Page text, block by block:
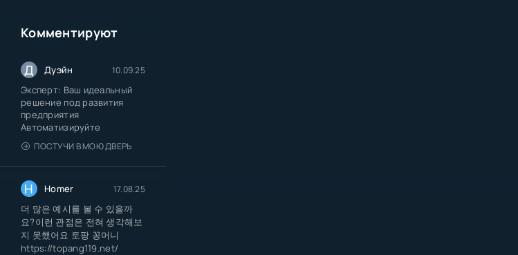
Комментируют
Д Дуэйн 10.09.25
Эксперт: Ваш идеальный
решение под развития
предприятия
Автоматизируйте
ПОСТУЧИ В МОЮ ДВЕРЬ
H Homer 17.08.25
더 많은 예시를 볼 수 있을까
요?이런 관점은 전혀 생각해보
지 못했어요 토팡 꽁머니
https://topang119.net/